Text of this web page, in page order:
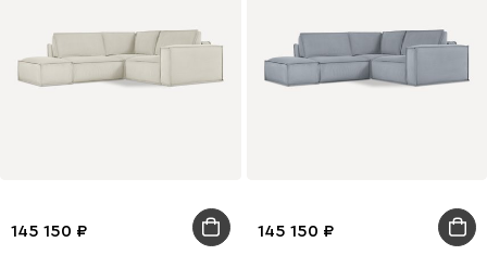
145 150 145 150